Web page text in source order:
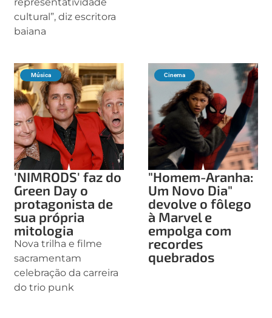
cultural”, diz escritora
baiana
Música
'NIMRODS' faz do
Green Day o
protagonista de
sua própria
mitologia
Nova trilha e filme
sacramentam
celebração da carreira
do trio punk
Cinema
"Homem-Aranha:
Um Novo Dia"
devolve o fôlego
à Marvel e
empolga com
recordes
quebrados